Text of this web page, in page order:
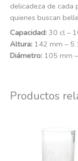
delicadeza de cada
quienes buscan
Capacidad: 30 cl –
Altura: 142 mm – 5
Diámetro: 105 mm
Productos